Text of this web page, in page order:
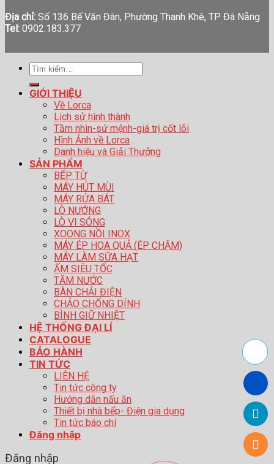
Địa chỉ: Số 136 Bế Văn Đàn, Phường Thanh Khê, TP Đà Nẵng
Tel: 0902.183.377
Tìm
kiếm:
GIỚI THIỆU
Về Lorca
Lịch sử hình thành
Tầm nhìn-sứ mệnh-giá trị cốt lõi
Hình Ảnh về Lorca
Danh hiệu và Giải Thưởng
SẢN PHẨM
BẾP TỪ
MÁY HÚT MÙI
MÁY RỬA BÁT
LÒ NƯỚNG
LÒ VI SÓNG
XOONG NỒI INOX
MÁY ÉP HOA QUẢ (ÉP CHẬM)
MÁY LÀM SỮA HẠT
ẤM SIÊU TỐC
TĂM NƯỚC
BÀN CHẢI ĐIỆN
CHẢO CHỐNG DÍNH
BÌNH GIỮ NHIỆT
HỆ THỐNG ĐẠI LÍ
CATALOGUE
BẢO HÀNH
TIN TỨC
LIÊN HỆ
Tin tức công ty
Hướng dẫn nấu ăn
Thiết bị nhà bếp- Điện gia dụng
Tin tức báo chí
Đăng nhập
Đăng nhập